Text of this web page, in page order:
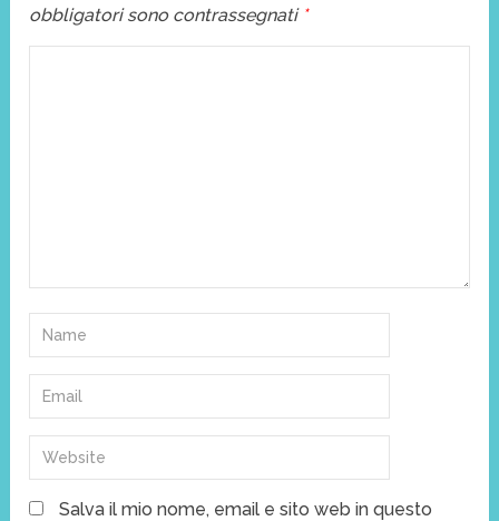
obbligatori sono contrassegnati *
Salva il mio nome, email e sito web in questo